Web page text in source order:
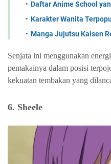
Daftar Anime School
Karakter Wanita
Manga Jujutsu Kaisen
Senjata ini menggunakan
pemakainya dalam posisi
kekuatan tembakan yang
6. Sheele